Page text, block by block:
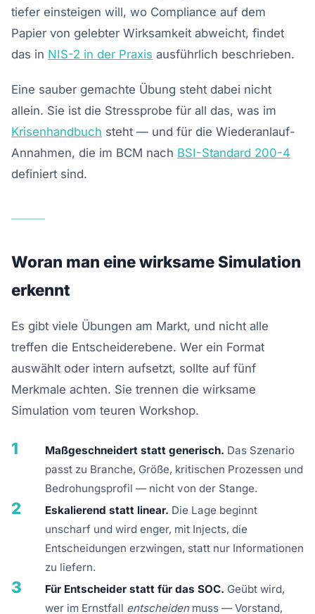
tiefer einsteigen will, wo Compliance auf dem
Papier von gelebter Wirksamkeit abweicht, findet
das in NIS-2 in der Praxis ausführlich beschrieben.
Eine sauber gemachte Übung steht dabei nicht
allein. Sie ist die Stressprobe für all das, was im
Krisenhandbuch steht — und für die Wiederanlauf-
Annahmen, die im BCM nach BSI-Standard 200-4
definiert sind.
Woran man eine wirksame Simulation
erkennt
Es gibt viele Übungen am Markt, und nicht alle
treffen die Entscheiderebene. Wer ein Format
auswählt oder intern aufsetzt, sollte auf fünf
Merkmale achten. Sie trennen die wirksame
Simulation vom teuren Workshop.
1 Maßgeschneidert statt generisch. Das Szenario
passt zu Branche, Größe, kritischen Prozessen und
Bedrohungsprofil — nicht von der Stange.
2 Eskalierend statt linear. Die Lage beginnt
unscharf und wird enger, mit Injects, die
Entscheidungen erzwingen, statt nur Informationen
zu liefern.
3 Für Entscheider statt für das SOC. Geübt wird,
wer im Ernstfall entscheidenmuss — Vorstand,